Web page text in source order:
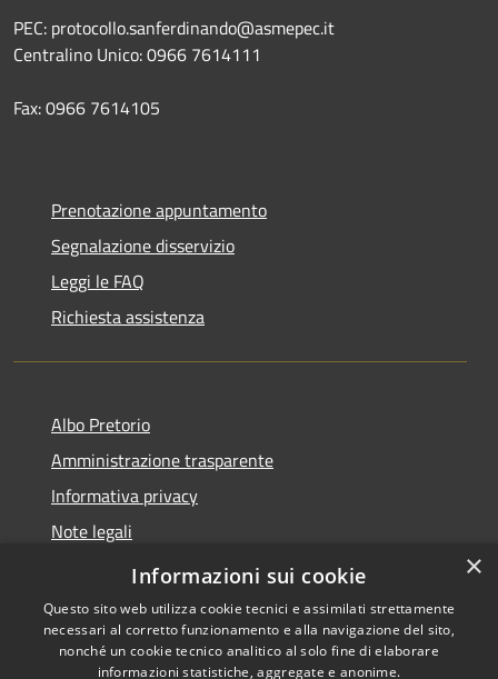
PEC: protocollo.sanferdinando@asmepec.it
Centralino Unico: 0966 7614111
Fax: 0966 7614105
Prenotazione appuntamento
Segnalazione disservizio
Leggi le FAQ
Richiesta assistenza
Albo Pretorio
Amministrazione trasparente
Informativa privacy
Note legali
Dichiarazione di accessibilità
×
Informazioni sui cookie
Questo sito web utilizza cookie tecnici e assimilati strettamente
necessari al corretto funzionamento e alla navigazione del sito,
nonché un cookie tecnico analitico al solo fine di elaborare
informazioni statistiche, aggregate e anonime.